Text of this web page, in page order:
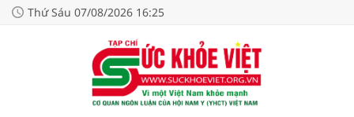
Thứ Sáu 07/08/2026 16:25